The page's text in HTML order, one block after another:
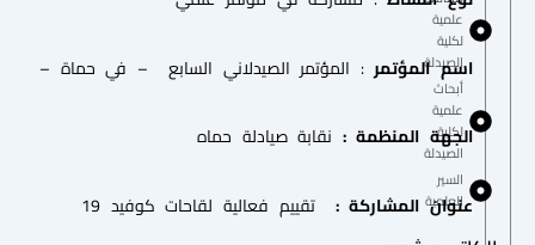
علمية
لكلية
الصيدلة
أبحاث
علمية
لكلية
الصيدلة
السير
العلمية
اسم المؤتمر: المؤتمر الصيدلاني السابع – في حماة –
الجهة المنظمة :نقابة صيادلة حماه
عنوان المشاركة : تقييم فعالية لقاحات كوفيد 19